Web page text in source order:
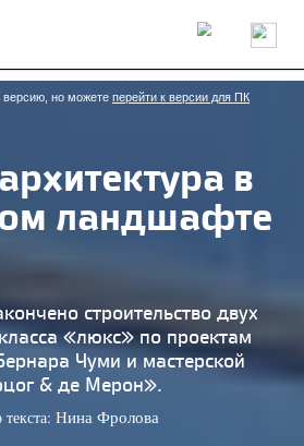
Интерьер Пресса
Архитекторы
Книги Вакансии
конкурсов
Блог
Мнение
Результаты конкурса
Образование
Урбанистика
но можете перейти к версии для ПК
в
ландшафте
строительство двух
«люкс» по проектам
Чуми и мастерской
& де Мерон».
Нина Фролова